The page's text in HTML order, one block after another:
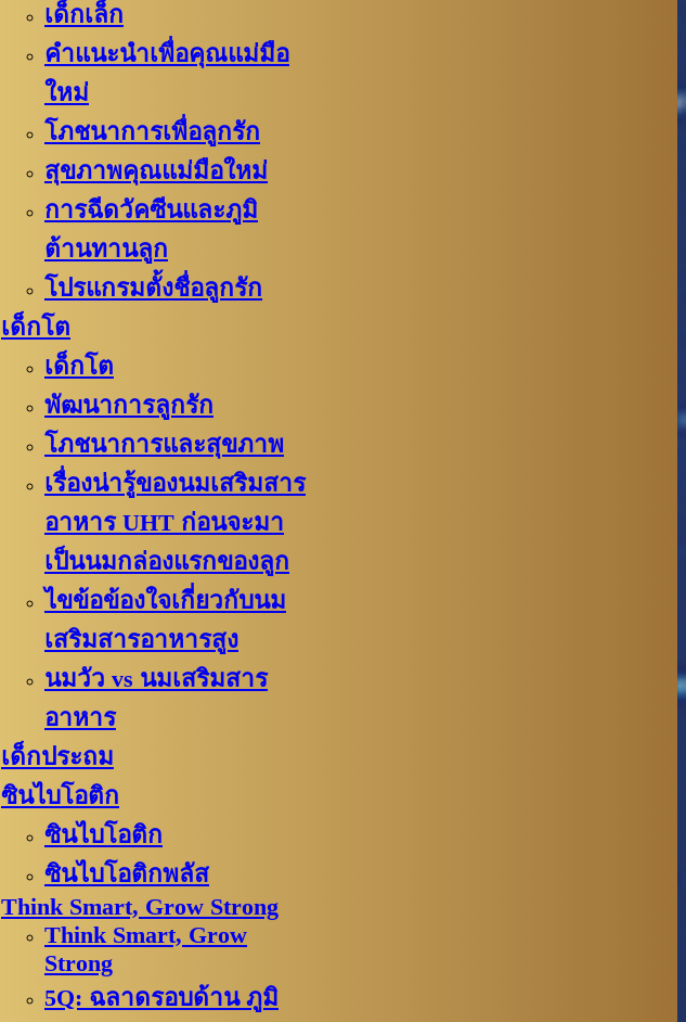
เด็กเล็ก
คำแนะนำเพื่อคุณแม่มือ
ใหม่
โภชนาการเพื่อลูกรัก
สุขภาพคุณแม่มือใหม่
การฉีดวัคซีนและภูมิ
ต้านทานลูก
โปรแกรมตั้งชื่อลูกรัก
เด็กโต
เด็กโต
พัฒนาการลูกรัก
โภชนาการและสุขภาพ
เรื่องน่ารู้ของนมเสริมสาร
อาหาร UHT ก่อนจะมา
เป็นนมกล่องแรกของลูก
ไขข้อข้องใจเกี่ยวกับนม
เสริมสารอาหารสูง
นมวัว vs นมเสริมสาร
อาหาร
เด็กประถม
ซินไบโอติก
ซินไบโอติก
ซินไบโอติกพลัส
Think Smart, Grow Strong
Think Smart, Grow
Strong
5Q: ฉลาดรอบด้าน ภูมิ